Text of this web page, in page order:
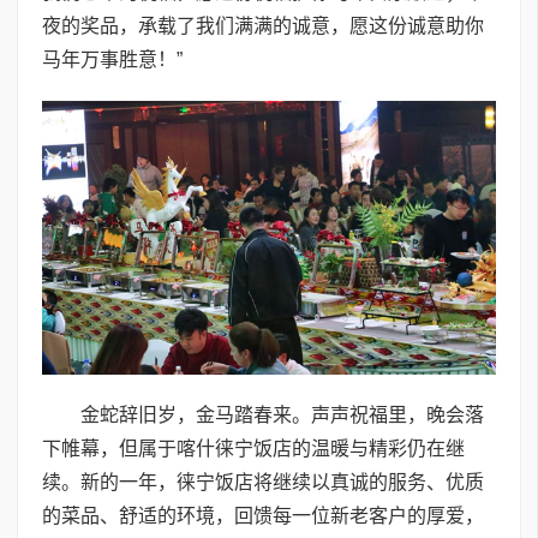
夜的奖品，承载了我们满满的诚意，愿这份诚意助你
马年万事胜意！”
金蛇辞旧岁，金马踏春来。声声祝福里，晚会落
下帷幕，但属于喀什徕宁饭店的温暖与精彩仍在继
续。新的一年，徕宁饭店将继续以真诚的服务、优质
的菜品、舒适的环境，回馈每一位新老客户的厚爱，